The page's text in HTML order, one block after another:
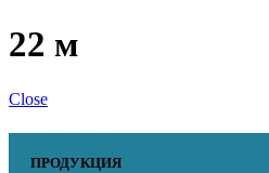
22 м
Close
ПРОДУКЦИЯ